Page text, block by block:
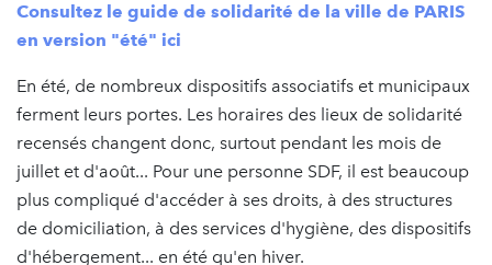
Consultez le guide de solidarité de la ville de PARIS
en version "été" ici
En été, de nombreux dispositifs associatifs et municipaux
ferment leurs portes. Les horaires des lieux de solidarité
recensés changent donc, surtout pendant les mois de
juillet et d'août... Pour une personne SDF, il est beaucoup
plus compliqué d'accéder à ses droits, à des structures
de domiciliation, à des services d'hygiène, des dispositifs
d'hébergement... en été qu'en hiver.